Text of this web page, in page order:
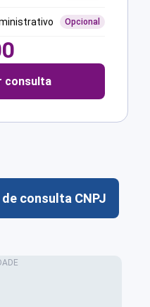
Opcional
consulta
consulta CNPJ